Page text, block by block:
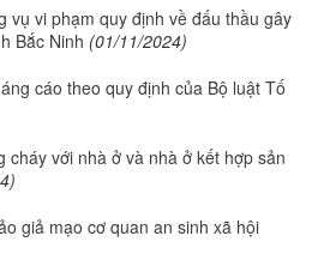
vụ vi phạm quy định về đấu thầu gây
Bắc Ninh (01/11/2024)
cáo theo quy định của Bộ luật Tố
cháy với nhà ở và nhà ở kết hợp sản
giả mạo cơ quan an sinh xã hội